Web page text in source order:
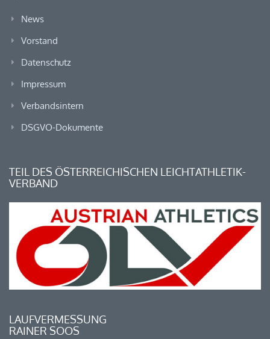
News
Vorstand
Datenschutz
Impressum
Verbandsintern
DSGVO-Dokumente
TEIL DES ÖSTERREICHISCHEN LEICHTATHLETIK-
VERBAND
LAUFVERMESSUNG
RAINER SOOS